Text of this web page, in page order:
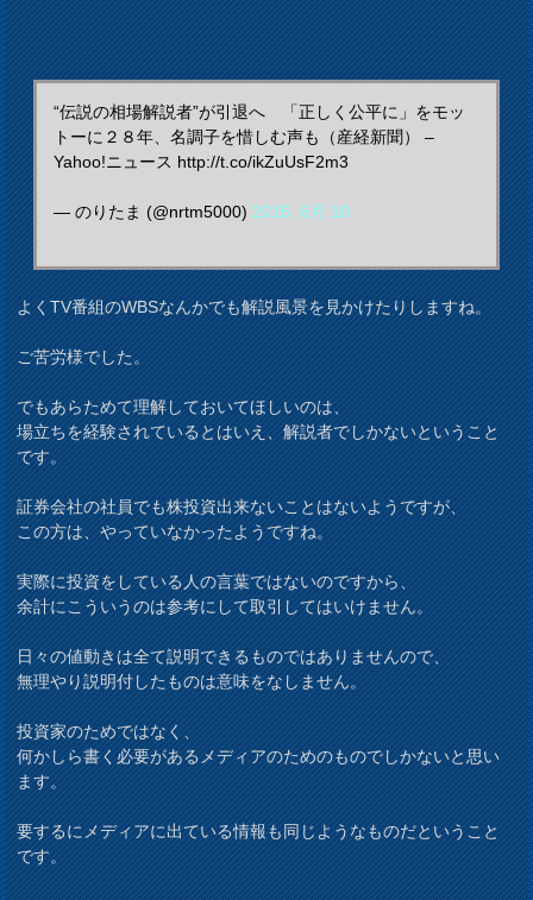
“伝説の相場解説者”が引退へ 「正しく公平に」をモッ
トーに２８年、名調子を惜しむ声も（産経新聞） –
Yahoo!ニュース http://t.co/ikZuUsF2m3
— のりたま (@nrtm5000)2015, 6月 10
よくTV番組のWBSなんかでも解説風景を見かけたりしますね。
ご苦労様でした。
でもあらためて理解しておいてほしいのは、
場立ちを経験されているとはいえ、解説者でしかないということ
です。
証券会社の社員でも株投資出来ないことはないようですが、
この方は、やっていなかったようですね。
実際に投資をしている人の言葉ではないのですから、
余計にこういうのは参考にして取引してはいけません。
日々の値動きは全て説明できるものではありませんので、
無理やり説明付したものは意味をなしません。
投資家のためではなく、
何かしら書く必要があるメディアのためのものでしかないと思い
ます。
要するにメディアに出ている情報も同じようなものだということ
です。